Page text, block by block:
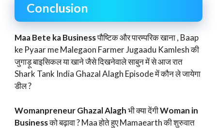
Conclusion
Maa Bete ka Businessपौष्टिक और पारम्परिक खाना , Baap
ke Pyaar me Malegaon Farmer Jugaadu Kamlesh की
जुगाड़ू बाइसिकल या खाने जैसे दिखनेवाले साबुन में से आज रात
Shark Tank India Ghazal Alagh Episode में कौन ले जायेगा
डील ?
Womanpreneur Ghazal Alaghभी क्या देंगीWoman in
Businessको बढ़ावा ? Maa होते हुए Mamaearth की शुरुवात